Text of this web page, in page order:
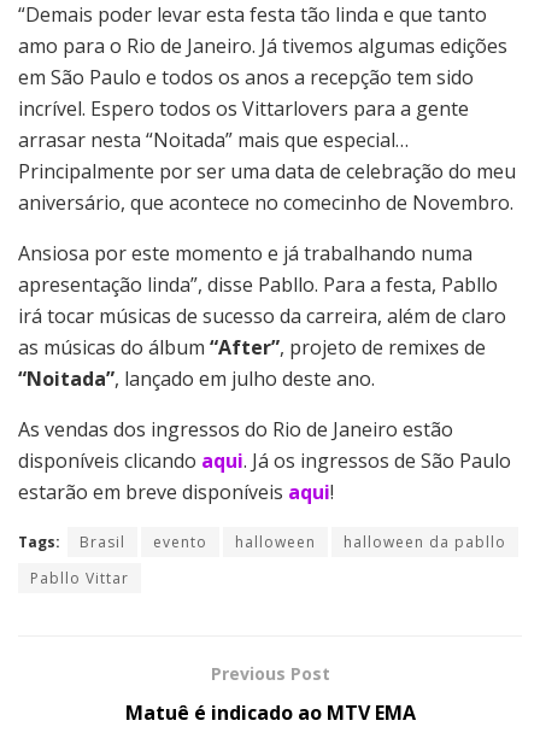
“Demais poder levar esta festa tão linda e que tanto
amo para o Rio de Janeiro. Já tivemos algumas edições
em São Paulo e todos os anos a recepção tem sido
incrível. Espero todos os Vittarlovers para a gente
arrasar nesta “Noitada” mais que especial…
Principalmente por ser uma data de celebração do meu
aniversário, que acontece no comecinho de Novembro.
Ansiosa por este momento e já trabalhando numa
apresentação linda”, disse Pabllo. Para a festa, Pabllo
irá tocar músicas de sucesso da carreira, além de claro
as músicas do álbum “After”, projeto de remixes de
“Noitada”, lançado em julho deste ano.
As vendas dos ingressos do Rio de Janeiro estão
disponíveis clicando aqui. Já os ingressos de São Paulo
estarão em breve disponíveis aqui!
Tags: Brasil evento halloween
halloween da pabllo
Pabllo Vittar
Previous Post
Matuê é indicado ao MTV EMA